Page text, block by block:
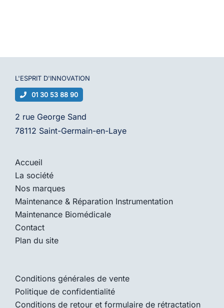
L'ESPRIT D'INNOVATION
01 30 53 88 90
2 rue George Sand
78112 Saint-Germain-en-Laye
Accueil
La société
Nos marques
Maintenance & Réparation Instrumentation
Maintenance Biomédicale
Contact
Plan du site
Conditions générales de vente
Politique de confidentialité
Conditions de retour et formulaire de rétractation